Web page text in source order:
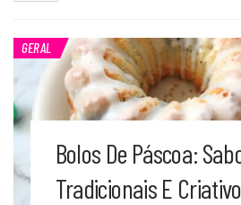
GERAL
Bolos De Páscoa:
Tradicionais E